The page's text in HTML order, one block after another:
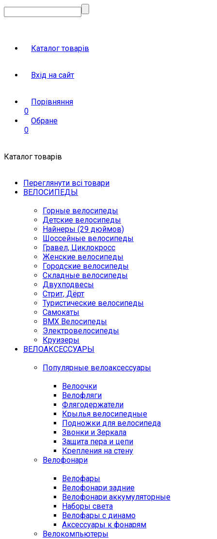
Каталог товарів
Вхід на сайт
Порівняння
0
Обране
0
Каталог товарів
Переглянути всі товари
ВЕЛОСИПЕДЫ
Горные велосипеды
Детские велосипеды
Найнеры (29 дюймов)
Шоссейные велосипеды
Гравел, Циклокросс
Женские велосипеды
Городcкие велосипеды
Складные велосипеды
Двухподвесы
Стрит, Дёрт
Туристические велосипеды
Самокаты
BMX Велосипеды
Электровелосипеды
Круизеры
ВЕЛОАКСЕССУАРЫ
Популярные велоаксессуары
Велоочки
Велофляги
Флягодержатели
Крылья велосипедные
Подножки для велосипеда
Звонки и Зеркала
Защита пера и цепи
Крепления на стену
Велофонари
Велофары
Велофонари задние
Велофонари аккумуляторные
Наборы света
Велофары с динамо
Аксессуары к фонарям
Велокомпьютеры